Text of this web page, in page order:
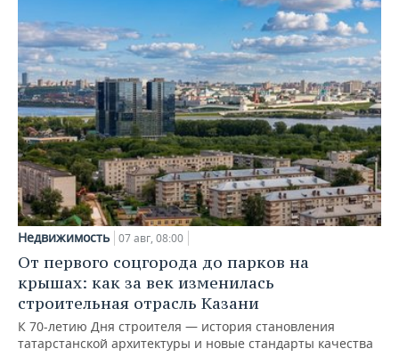
Недвижимость 07 авг, 08:00
От первого соцгорода до парков на
крышах: как за век изменилась
строительная отрасль Казани
К 70-летию Дня строителя — история становления
татарстанской архитектуры и новые стандарты качества